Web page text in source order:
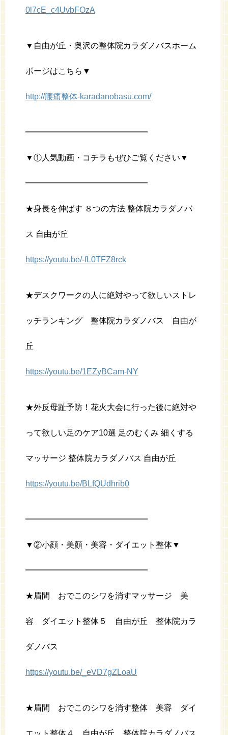
0l7cE_c4UvbFOzA
▼自由が丘・奥沢の整体院カラダノバスホーム
ポージはこちら▼
http://腰痛整体-karadanobasu.com/
━━━━━━━━━━━━━━━
▼①人気動画・コチラもぜひご覧ください▼
━━━━━━━━━━━━━━━
★身長を伸ばす ８つの方法 整体院カラダノバ
ス 自由が丘
https://youtu.be/-fL0TFZ8rck
★デスクワークの人に絶対やって欲しいストレ
ッチランキング 整体院カラダノバス 自由が
丘
https://youtu.be/1EZyBCam-NY
★外反母趾予防！花火大会に行った後に絶対や
って欲しい足のケア10選 足のむくみ 細くする
マッサージ 整体院カラダノバス 自由が丘
https://youtu.be/BLfQUdhrib0
━━━━━━━━━━━━━━━
▼②小顔・美顏・美容・ダイエット整体▼
━━━━━━━━━━━━━━━
★眉間 おでこのシワを消すマッサージ 美
容 ダイエット整体５ 自由が丘 整体院カラ
ダノバス
https://youtu.be/_eVD7gZLoaU
★眉間 おでこのシワを消す整体 美容 ダイ
エット整体４ 自由が丘 整体院カラダノバス